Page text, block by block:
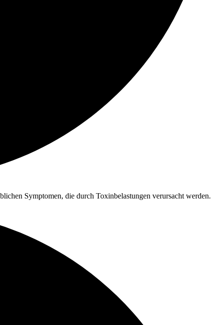
Symptomen, die durch Toxinbelastungen verursacht werden.